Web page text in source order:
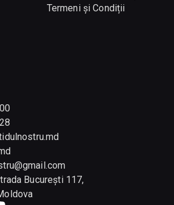
Termeni și Condiții
București 117,